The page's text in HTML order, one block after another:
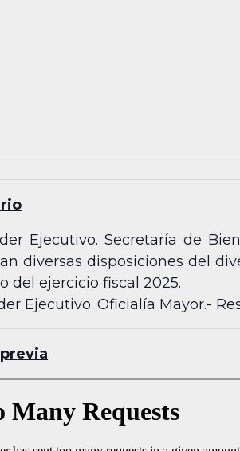
Ejecutivo. Secretaría de
diversas disposiciones del
del ejercicio fiscal 2025.
Ejecutivo. Oficialía Mayor.-